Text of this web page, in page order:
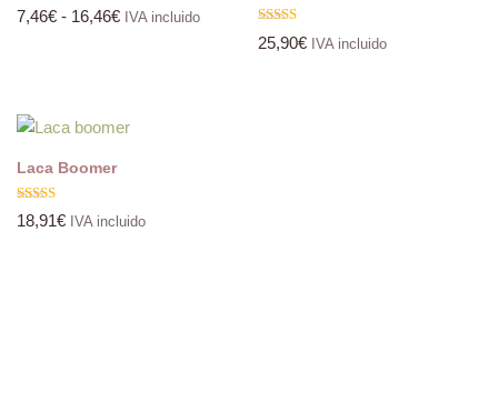
Valorado
con
7,46€ - 16,46€ IVA incluido
Valorado
con
25,90€ IVA incluido
Laca Boomer
Valorado
con
18,91€ IVA incluido